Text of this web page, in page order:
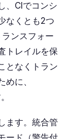
、CIでコンシ
なくとも2つ
ンスフォー
トレイルを保
となくトラン
に、
ます。統合管